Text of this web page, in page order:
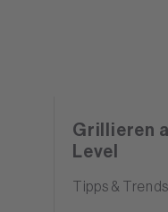
Grillieren
Level
Tipps & Trends